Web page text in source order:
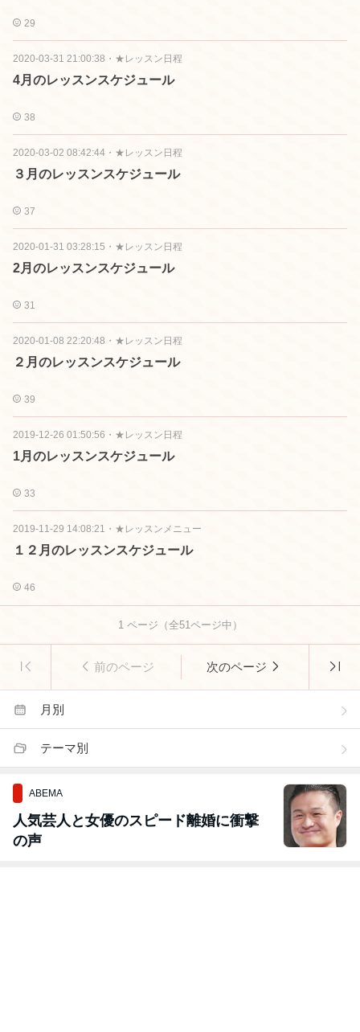
29
2020-03-31 21:00:38 ・ ★レッスン日程
4月のレッスンスケジュール
38
2020-03-02 08:42:44 ・ ★レッスン日程
３月のレッスンスケジュール
37
2020-01-31 03:28:15 ・ ★レッスン日程
2月のレッスンスケジュール
31
2020-01-08 22:20:48 ・ ★レッスン日程
２月のレッスンスケジュール
39
2019-12-26 01:50:56 ・ ★レッスン日程
1月のレッスンスケジュール
33
2019-11-29 14:08:21 ・ ★レッスンメニュー
１２月のレッスンスケジュール
46
1ページ（全51ページ中）
前のページ 次のページ
月別
テーマ別
ABEMA
人気芸人と女優のスピード離婚に衝撃
の声